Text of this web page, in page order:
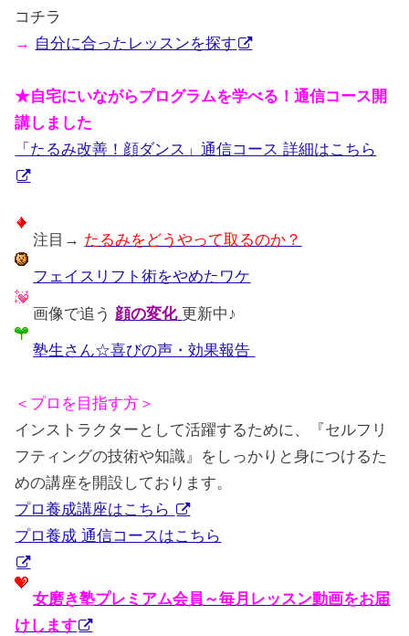
コチラ
→ 自分に合ったレッスンを探す
★自宅にいながらプログラムを学べる！通信コース開
講しました
「たるみ改善！顔ダンス」通信コース 詳細はこちら
注目→ たるみをどうやって取るのか？
フェイスリフト術をやめたワケ
画像で追う 顔の変化更新中♪
塾生さん☆喜びの声・効果報告
＜プロを目指す方＞
インストラクターとして活躍するために、『セルフリ
フティングの技術や知識』をしっかりと身につけるた
めの講座を開設しております。
プロ養成講座はこちら
プロ養成 通信コースはこちら
女磨き塾プレミアム会員～毎月レッスン動画をお届
けします